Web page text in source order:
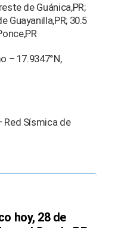
de Guánica,PR;
Guayanilla,PR; 30.5
– 17.9347°N,
Red Sísmica de
hoy, 28 de